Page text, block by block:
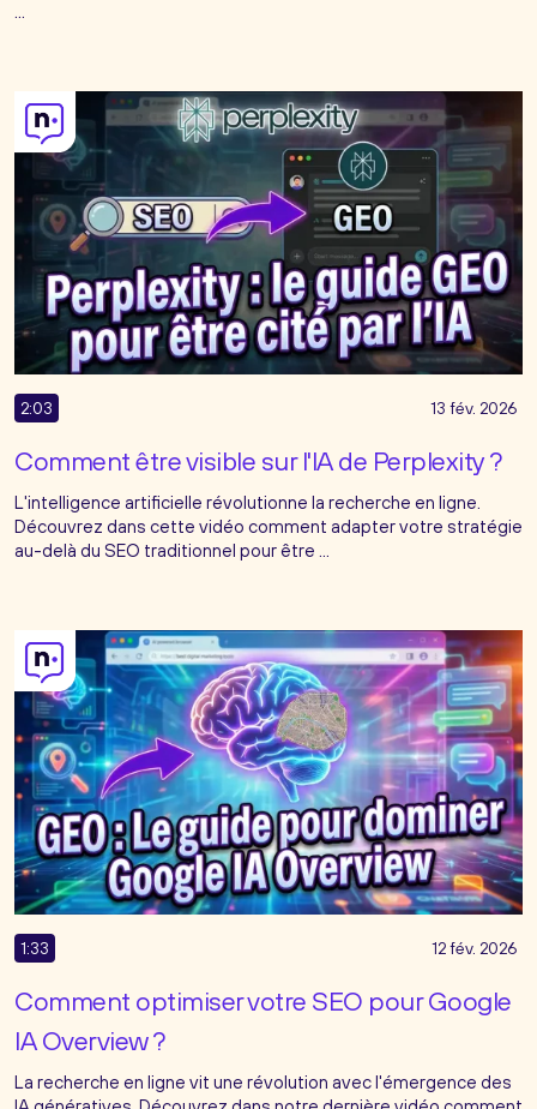
2:03 13 fév. 2026
Comment être visible sur l'IA de Perplexity ?
L'intelligence artificielle révolutionne la recherche en ligne.
Découvrez dans cette vidéo comment adapter votre stratégie
au-delà du SEO traditionnel pour être ...
1:33 12 fév. 2026
Comment optimiser votre SEO pour Google
IA Overview ?
La recherche en ligne vit une révolution avec l'émergence des